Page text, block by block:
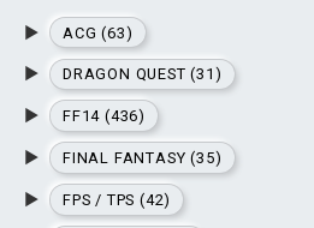
▶ ACG (63)
▶ DRAGON QUEST (31)
▶ FF14 (436)
▶ FINAL FANTASY (35)
▶ FPS / TPS (42)